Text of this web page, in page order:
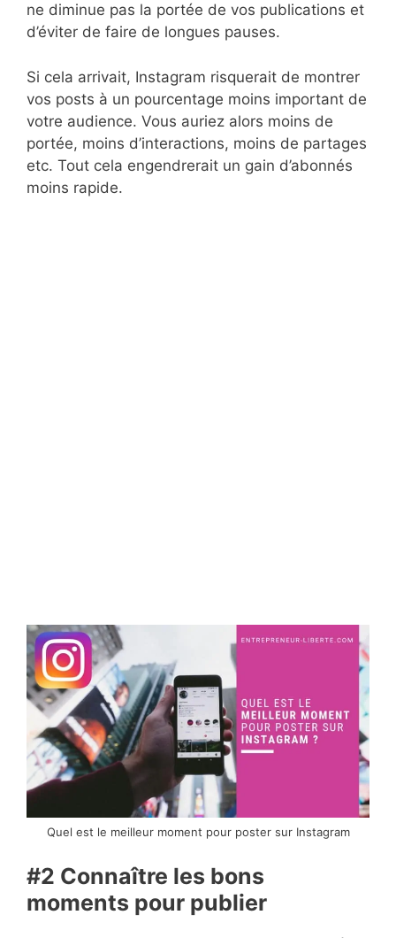
ne diminue pas la portée de vos publications et
d’éviter de faire de longues pauses.
Si cela arrivait, Instagram risquerait de montrer
vos posts à un pourcentage moins important de
votre audience. Vous auriez alors moins de
portée, moins d’interactions, moins de partages
etc. Tout cela engendrerait un gain d’abonnés
moins rapide.
Quel est le meilleur moment pour poster sur Instagram
#2 Connaître les bons
moments pour publier